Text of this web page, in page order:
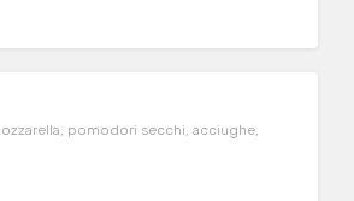
pomodori secchi, acciughe,